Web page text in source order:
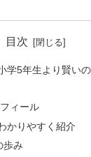
目次
学5年生より賢い
ィール
かりやすく紹介
歩み